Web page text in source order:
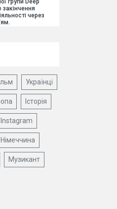
групи Deep
закінчення
через
Українці
Історія
Instagram
Німеччина
Музикант